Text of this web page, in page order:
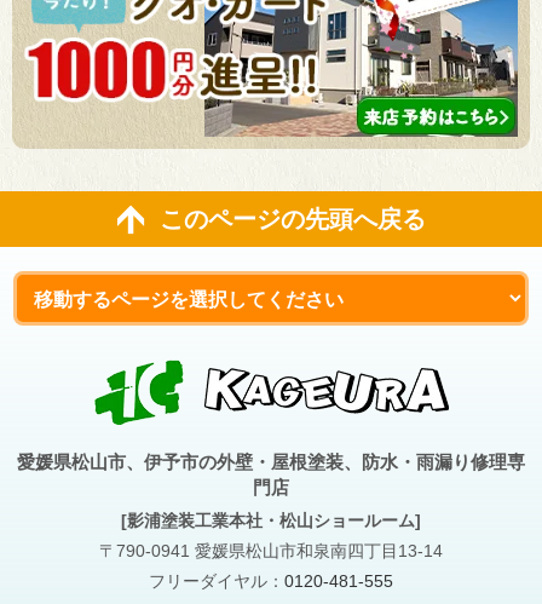
このページの先頭へ戻る
愛媛県松山市、伊予市の外壁・屋根塗装、防水・雨漏り修理専
門店
[影浦塗装工業本社・松山ショールーム]
〒790-0941 愛媛県松山市和泉南四丁目13-14
フリーダイヤル： 0120-481-555